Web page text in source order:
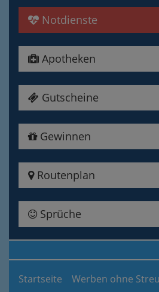
Notdienste
Apotheken
Gutscheine
Gewinnen
Routenplan
Sprüche
Startseite Werben ohne